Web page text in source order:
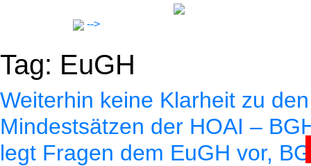
-->
Lawyers
Tag: EuGH
Weiterhin keine Klarheit zu den
Mindestsätzen der HOAI –
legt Fragen dem EuGH vor,